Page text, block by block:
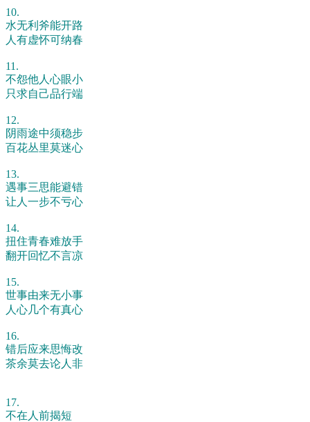
10.
水无利斧能开路
人有虚怀可纳春
11.
不怨他人心眼小
只求自己品行端
12.
阴雨途中须稳步
百花丛里莫迷心
13.
遇事三思能避错
让人一步不亏心
14.
扭住青春难放手
翻开回忆不言凉
15.
世事由来无小事
人心几个有真心
16.
错后应来思悔改
茶余莫去论人非
17.
不在人前揭短